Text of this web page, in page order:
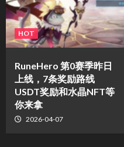
HOT
RuneHero 第0赛季昨日
上线，7条奖励路线
USDT奖励和水晶NFT等
你来拿
2026-04-07